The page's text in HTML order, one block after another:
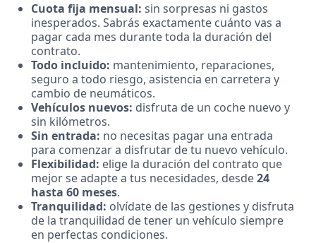
Cuota fija mensual: sin sorpresas ni gastos
inesperados. Sabrás exactamente cuánto vas a
pagar cada mes durante toda la duración del
contrato.
Todo incluido: mantenimiento, reparaciones,
seguro a todo riesgo, asistencia en carretera y
cambio de neumáticos.
Vehículos nuevos: disfruta de un coche nuevo y
sin kilómetros.
Sin entrada: no necesitas pagar una entrada
para comenzar a disfrutar de tu nuevo vehículo.
Flexibilidad: elige la duración del contrato que
mejor se adapte a tus necesidades, desde24
hasta 60 meses.
Tranquilidad: olvídate de las gestiones y disfruta
de la tranquilidad de tener un vehículo siempre
en perfectas condiciones.